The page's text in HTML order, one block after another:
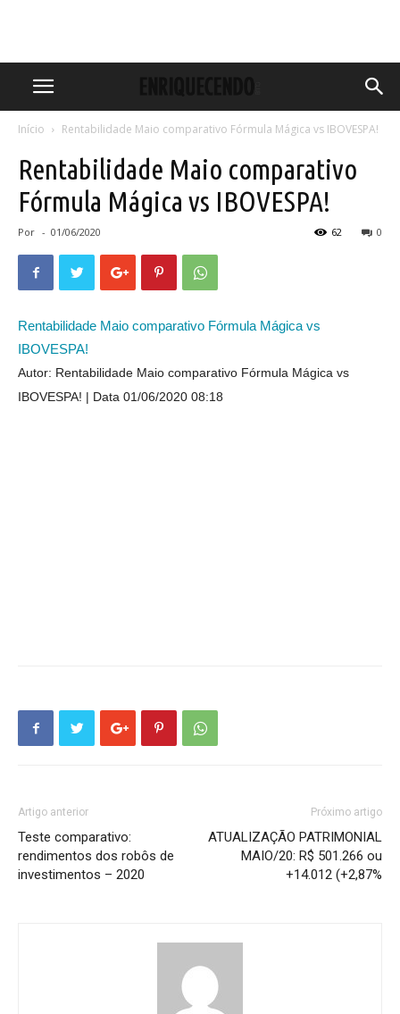
Início Rentabilidade Maio comparativo Fórmula Mágica vs IBOVESPA!
Rentabilidade Maio comparativo
Fórmula Mágica vs IBOVESPA!
Por - 01/06/2020 0
62
Rentabilidade Maio comparativo Fórmula Mágica vs
IBOVESPA!
Autor: Rentabilidade Maio comparativo Fórmula Mágica vs
IBOVESPA!
Data 01/06/2020 08:18
Artigo anterior
Teste comparativo:
rendimentos dos robôs de
investimentos – 2020
Próximo artigo
ATUALIZAÇÃO PATRIMONIAL
MAIO/20: R$ 501.266 ou
+14.012 (+2,87%